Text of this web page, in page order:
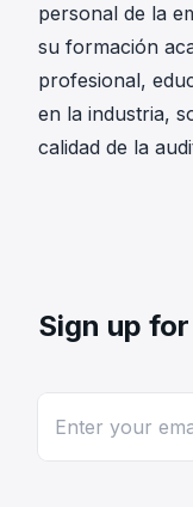
personal de la
su formación
profesional,
en la industria,
calidad de la
Sign up